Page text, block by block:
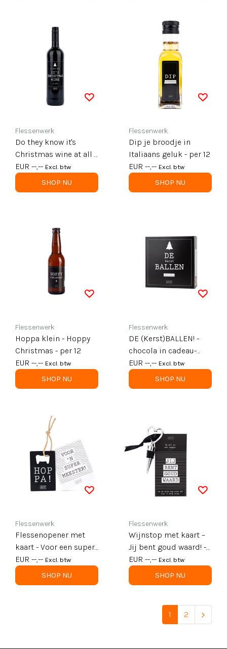
Flessenwerk
Do they know it's
Christmas wine at all -
rood - per 6
EUR --,-- Excl. btw
SHOP NU
Flessenwerk
Dip je broodje in
Italiaans geluk - per 12
EUR --,-- Excl. btw
SHOP NU
Flessenwerk
Hoppa klein - Hoppy
Christmas - per 12
EUR --,-- Excl. btw
SHOP NU
Flessenwerk
DE (Kerst)BALLEN! -
chocola in cadeau-
doosje - per 6
EUR --,-- Excl. btw
SHOP NU
Flessenwerk
Flessenopener met
kaart - Voor een super
meester - per 6
EUR --,-- Excl. btw
SHOP NU
Flessenwerk
Wijnstop met kaart –
Jij bent goud waard! -
per 6
EUR --,-- Excl. btw
SHOP NU
1 2